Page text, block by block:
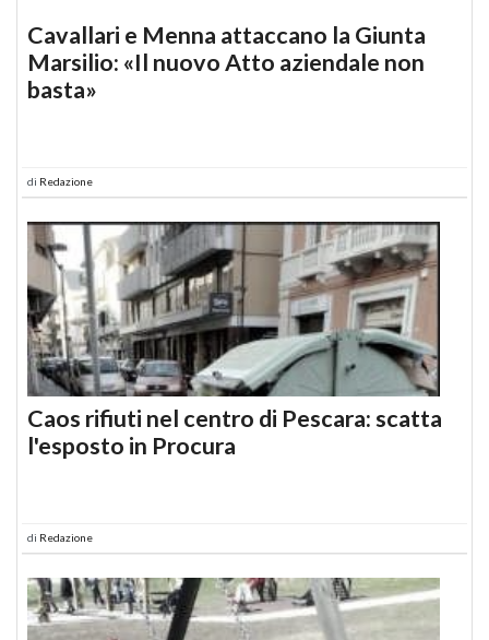
Cavallari e Menna attaccano la Giunta
Marsilio: «Il nuovo Atto aziendale non
basta»
di Redazione
Caos rifiuti nel centro di Pescara: scatta
l'esposto in Procura
di Redazione